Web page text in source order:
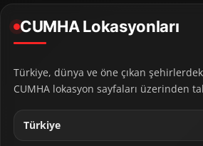
CUMHA Lokasyonları
Türkiye, dünya ve öne çıkan
CUMHA lokasyon sayfaları üzerinden
Türkiye